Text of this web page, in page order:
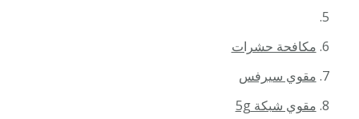
مكافحة حشرات
مقوي سيرفس
مقوي شبكة 5g